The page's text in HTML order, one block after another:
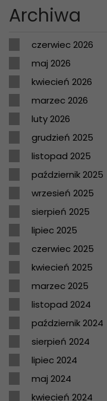
Archiwa
czerwiec 2026
maj 2026
kwiecień 2026
marzec 2026
luty 2026
grudzień 2025
listopad 2025
październik 2025
wrzesień 2025
sierpień 2025
lipiec 2025
czerwiec 2025
kwiecień 2025
marzec 2025
listopad 2024
październik 2024
sierpień 2024
lipiec 2024
maj 2024
kwiecień 2024